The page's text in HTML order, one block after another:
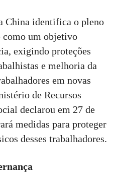
China identifica o pleno
como um objetivo
exigindo proteções
e melhoria da
em novas
de Recursos
declarou em 27 de
medidas para proteger
desses trabalhadores.